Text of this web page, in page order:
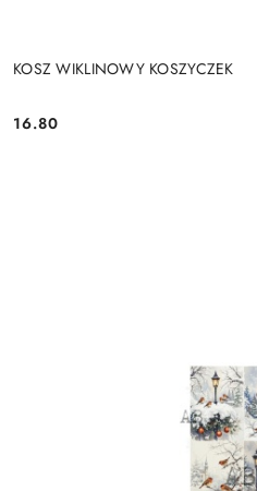
KOSZ WIKLINOWY KOSZYCZEK
Cena:
16.80